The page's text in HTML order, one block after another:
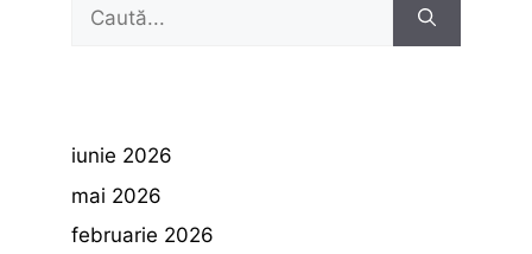
iunie 2026
mai 2026
februarie 2026